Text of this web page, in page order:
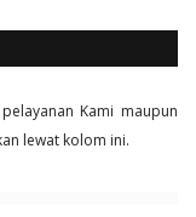
Kami maupun
lewat kolom ini.